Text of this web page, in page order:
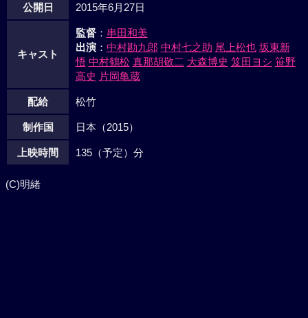
公開日 2015年6月27日
キャスト
監督： 串田和美
出演： 中村勘九郎 中村七之助 尾上松也 坂東新
悟 中村鶴松 真那胡敬二 大森博史 笈田ヨシ 笹野
高史 片岡亀蔵
配給 松竹
制作国 日本（2015）
上映時間 135（予定）分
(C)明緒